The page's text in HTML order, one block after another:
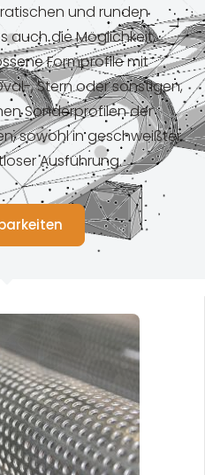
und runden
auch die Möglichkeit,
Formprofile mit
, Stern oder sonstigen,
Sonderprofilen der
sowohl in geschweißter
Ausführung.